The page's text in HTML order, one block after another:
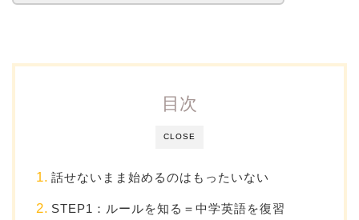
CLOSE
目次
話せないまま始めるのはもったいない
STEP1：ルールを知る＝中学英語を復習